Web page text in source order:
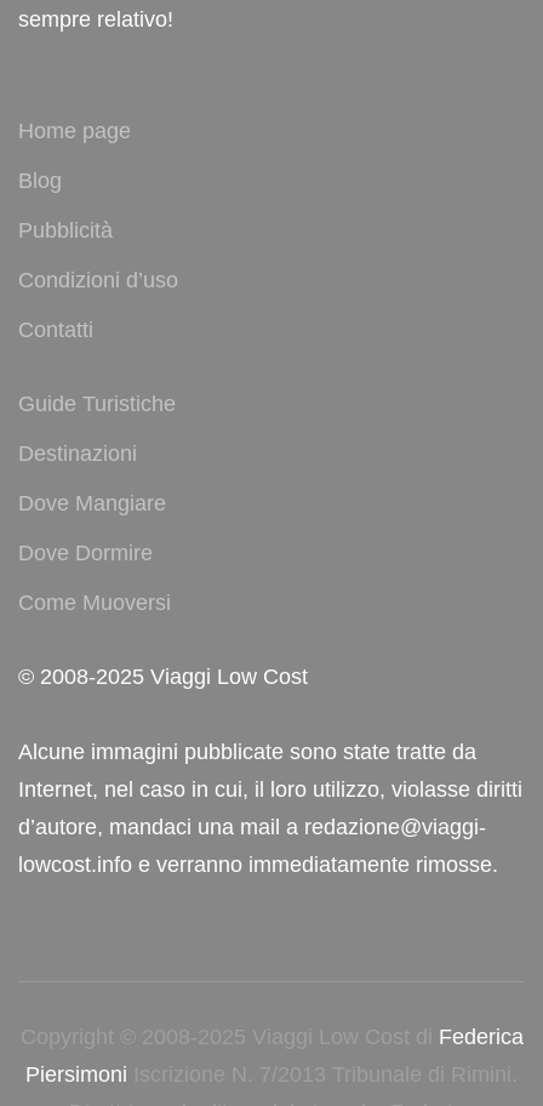
sempre relativo!
Home page
Blog
Pubblicità
Condizioni d’uso
Contatti
Guide Turistiche
Destinazioni
Dove Mangiare
Dove Dormire
Come Muoversi
© 2008-2025 Viaggi Low Cost
Alcune immagini pubblicate sono state tratte da
Internet, nel caso in cui, il loro utilizzo, violasse diritti
d’autore, mandaci una mail a redazione@viaggi-
lowcost.info e verranno immediatamente rimosse.
Copyright © 2008-2025 Viaggi Low Cost di Federica
Piersimoni Iscrizione N. 7/2013 Tribunale di Rimini.